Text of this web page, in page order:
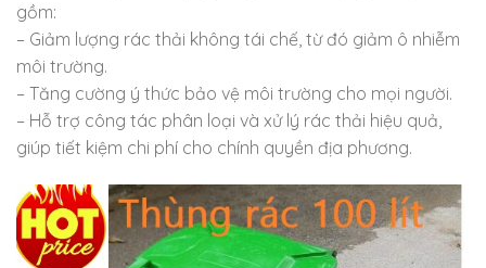
gồm:
– Giảm lượng rác thải không tái chế, từ đó giảm ô nhiễm
môi trường.
– Tăng cường ý thức bảo vệ môi trường cho mọi người.
– Hỗ trợ công tác phân loại và xử lý rác thải hiệu quả,
giúp tiết kiệm chi phí cho chính quyền địa phương.